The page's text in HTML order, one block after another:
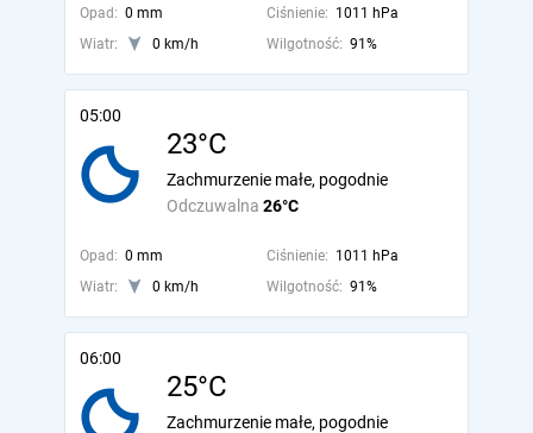
Opad: 0 mm Ciśnienie: 1011 hPa
Wiatr:
0 km/h Wilgotność: 91%
05:00
23°C
Odczuwalna 26°C
Zachmurzenie małe, pogodnie
Opad: 0 mm Ciśnienie: 1011 hPa
Wiatr:
0 km/h Wilgotność: 91%
06:00
25°C
Zachmurzenie małe, pogodnie